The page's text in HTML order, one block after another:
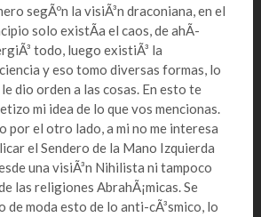
segÃºn la visiÃ³n draconiana, en el
solo existÃ­a el caos, de ahÃ­
todo, luego existiÃ³ la
y eso tomo diversas formas, lo
dio orden a las cosas. En esto te
mi idea de lo que vos mencionas.
por el otro lado, a mi no me interesa
el Sendero de la Mano Izquierda
una visiÃ³n Nihilista ni tampoco
las religiones AbrahÃ¡micas. Se
de moda esto de lo anti-cÃ³smico, lo